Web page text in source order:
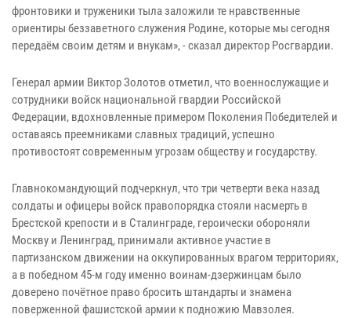
фронтовики и труженики тыла заложили те нравственные
ориентиры беззаветного служения Родине, которые мы сегодня
передаём своим детям и внукам», - сказал директор Росгвардии.
Генерал армии Виктор Золотов отметил, что военнослужащие и
сотрудники войск национальной гвардии Российской
Федерации, вдохновленные примером Поколения Победителей и
оставаясь преемниками славных традиций, успешно
противостоят современным угрозам обществу и государству.
Главнокомандующий подчеркнул, что три четверти века назад
солдаты и офицеры войск правопорядка стояли насмерть в
Брестской крепости и в Сталинграде, героически обороняли
Москву и Ленинград, принимали активное участие в
партизанском движении на оккупированных врагом территориях,
а в победном 45-м году именно воинам-дзержинцам было
доверено почётное право бросить штандарты и знамена
поверженной фашистской армии к подножию Мавзолея.